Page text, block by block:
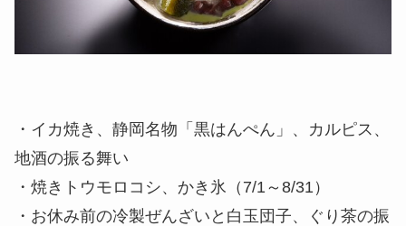
・イカ焼き、静岡名物「黒はんぺん」、カルピス、
地酒の振る舞い
・焼きトウモロコシ、かき氷（7/1～8/31）
・お休み前の冷製ぜんざいと白玉団子、ぐり茶の振